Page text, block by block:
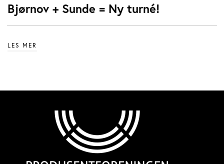
Bjørnov + Sunde = Ny turné!
LES MER